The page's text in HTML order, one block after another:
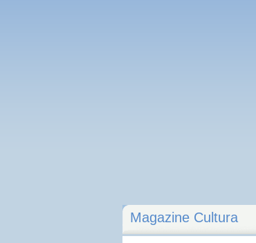
Magazine Cultura